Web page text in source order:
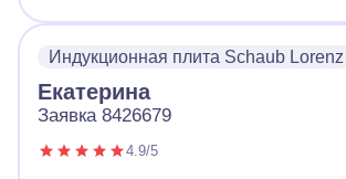
Индукционная плита Schaub Lorenz
Екатерина
Заявка 8426679
4.9/5